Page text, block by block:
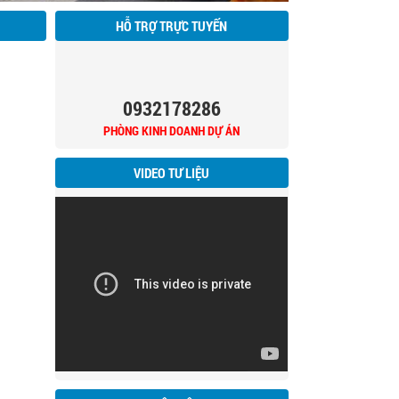
HỖ TRỢ TRỰC TUYẾN
0932178286
PHÒNG KINH DOANH DỰ ÁN
VIDEO TƯ LIỆU